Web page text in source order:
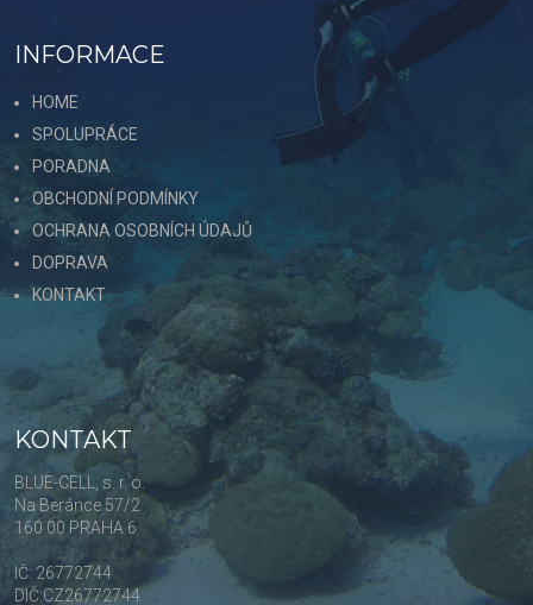
INFORMACE
HOME
SPOLUPRÁCE
PORADNA
OBCHODNÍ PODMÍNKY
OCHRANA OSOBNÍCH ÚDAJŮ
DOPRAVA
KONTAKT
KONTAKT
BLUE-CELL, s. r. o.
Na Beránce 57/2
160 00 PRAHA 6
IČ: 26772744
DIČ:CZ26772744